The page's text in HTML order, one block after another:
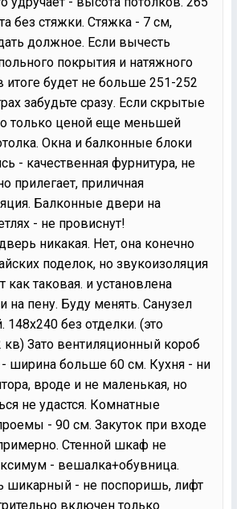
без стяжки. Стяжка - 7 см,
должное. Если вычесть
покрытия и натяжного
итоге будет не больше 251-252
забудьте сразу. Если скрытые
только ценой еще меньшей
Окна и балконные блоки
- качественная фурнитура, не
прилегает, приличная
Балконные двери на
- не провиснут!
никакая. Нет, она конечно
поделок, но звукоизоляция
как таковая. и установлена
на пену. Буду менять. Санузел
148х240 без отделки. (это
Зато вентиляционный короб
ширина больше 60 см. Кухня - ни
вроде и не маленькая, но
не удастся. Комнатные
- 90 см. Закуток при входе
Стенной шкаф не
- вешалка+обувница.
шикарный - не поспоришь, лифт
включен только